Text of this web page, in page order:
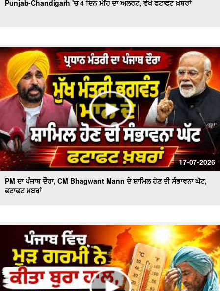
Punjab-Chandigarh 'ਚ 4 ਦਿਨ ਮੀਂਹ ਦਾ ਅਲਰਟ, ਵੇਖੋ ਫਟਾਫਟ ਖ਼ਬਰਾਂ
17-07-2026
PM ਦਾ ਪੰਜਾਬ ਦੌਰਾ, CM Bhagwant Mann ਦੇ ਸ਼ਾਮਿਲ ਹੋਣ ਦੀ ਸੰਭਾਵਨਾ ਘੱਟ,
ਫਟਾਫਟ ਖ਼ਬਰਾਂ